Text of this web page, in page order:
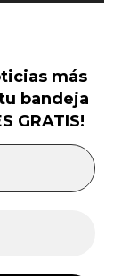
más
bandeja
GRATIS!